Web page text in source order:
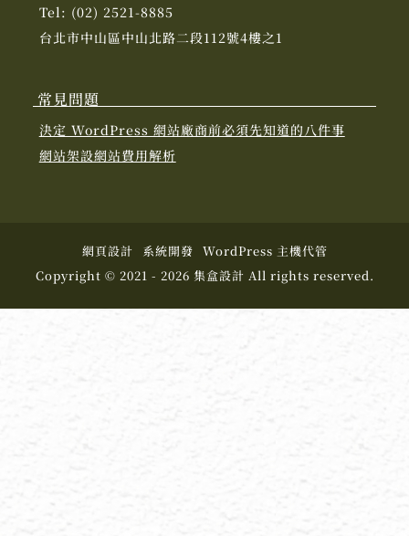
Tel: (02) 2521-8885
台北市中山區中山北路二段112號4樓之1
常見問題
決定 WordPress 網站廠商前必須先知道的八件事
網站架設網站費用解析
網頁設計 系統開發 WordPress 主機代管
Copyright © 2021 - 2026 集盒設計 All rights reserved.